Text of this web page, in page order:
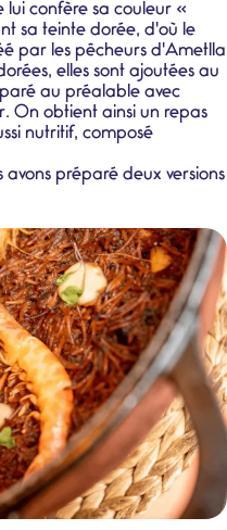
lui confère sa couleur «
sa teinte dorée, d'où le
par les pêcheurs d'Ametlla
elles sont ajoutées au
au préalable avec
On obtient ainsi un repas
nutritif, composé
préparé deux versions